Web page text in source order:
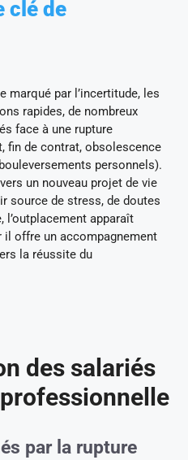
clé de
marqué par l’incertitude, les
rapides, de nombreux
face à une rupture
fin de contrat, obsolescence
personnels).
un nouveau projet de vie
source de stress, de doutes
l’outplacement apparaît
offre un accompagnement
la réussite du
des salariés
par la rupture